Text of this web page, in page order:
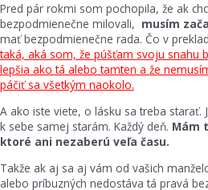
Pred pár rokmi som pochopila, že ak
bezpodmienečne milovali, musím
mať bezpodmienečne rada. Čo v
taká, aká som, že púšťam svoju snahu
lepšia ako tá alebo tamten a že
páčiť sa všetkým naokolo.
A ako iste viete, o lásku sa treba starať.
k sebe samej starám. Každý deň. Mám
ktoré ani nezaberú veľa času.
Takže ak aj sa aj vám od vašich
alebo príbuzných nedostáva tá pravá